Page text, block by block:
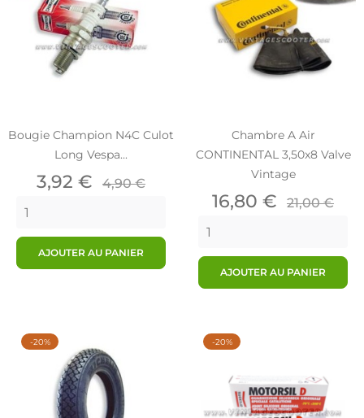
Bougie Champion N4C Culot
Long Vespa...
Prix
3,92 € Prix
4,90 €
AJOUTER AU PANIER
Chambre A Air
CONTINENTAL 3,50x8 Valve
Vintage
Prix
16,80 € Prix
21,00 €
AJOUTER AU PANIER
-20% -20%